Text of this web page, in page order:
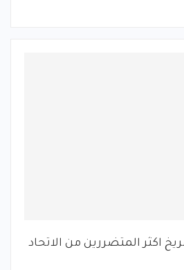
اكثر المتضررين من الاتحاد